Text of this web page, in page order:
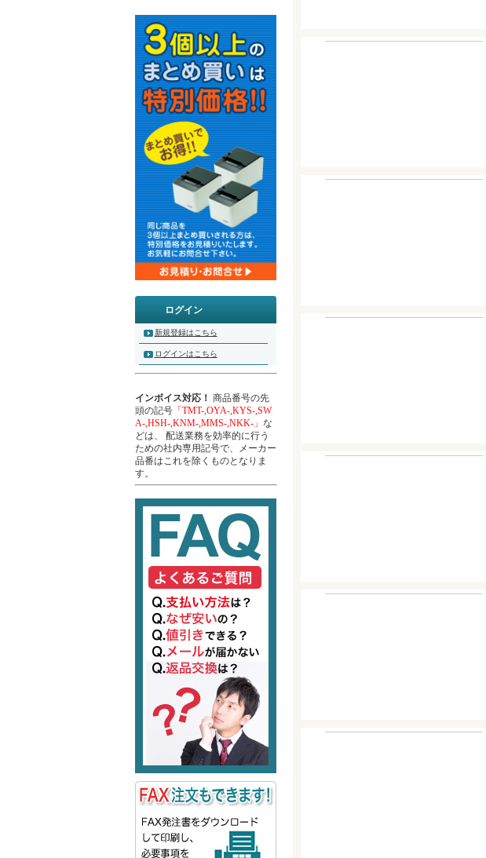
ログイン
新規登録はこちら
ログインはこちら
インボイス対応！ 商品番号の先
頭の記号「TMT-,OYA-,KYS-,SW
A-,HSH-,KNM-,MMS-,NKK-」 な
どは、 配送業務を効率的に行う
ための社内専用記号で、メーカー
品番はこれを除くものとなりま
す。